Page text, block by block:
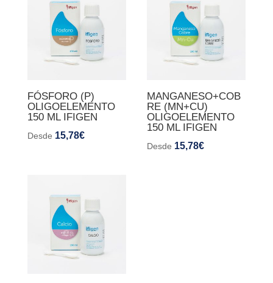
FÓSFORO (P)
OLIGOELEMENTO
150 ML IFIGEN
Desde 15,78€
MANGANESO+COB
RE (MN+CU)
OLIGOELEMENTO
150 ML IFIGEN
Desde 15,78€